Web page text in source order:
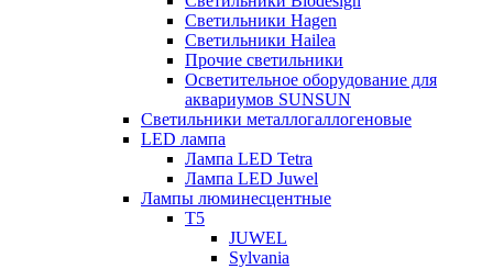
Светильники Hagen
Светильники Hailea
Прочие светильники
Осветительное оборудование для
аквариумов SUNSUN
Светильники металлогаллогеновые
LED лампа
Лампа LED Tetra
Лампа LED Juwel
Лампы люминесцентные
T5
JUWEL
Sylvania